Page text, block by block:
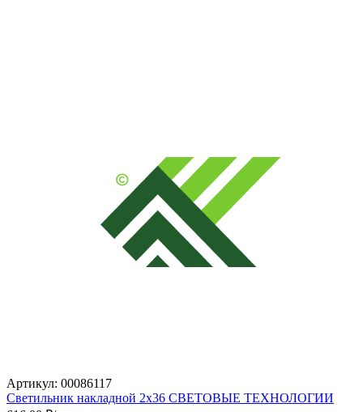
Артикул: 00086117
Светильник накладной 2х36 СВЕТОВЫЕ ТЕХНОЛОГИИ